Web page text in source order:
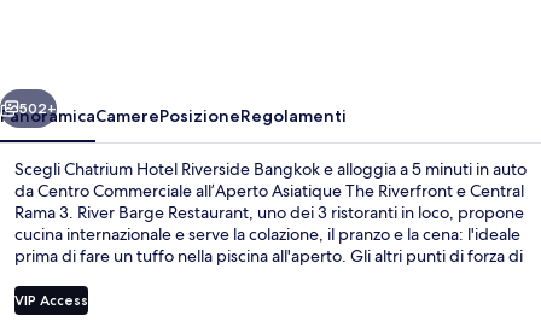
Avanti
502+
PanoramicaCamerePosizioneRegolamenti
Scegli Chatrium Hotel Riverside Bangkok e alloggia a 5 minuti in auto
da Centro Commerciale all’Aperto Asiatique The Riverfront e Central
Rama 3. River Barge Restaurant, uno dei 3 ristoranti in loco, propone
cucina internazionale e serve la colazione, il pranzo e la cena: l'ideale
prima di fare un tuffo nella piscina all'aperto. Gli altri punti di forza di
una palestra aperta giorno e notte. Gli ospiti apprezzano molto la
piscina e il personale gentile.
VIP Access